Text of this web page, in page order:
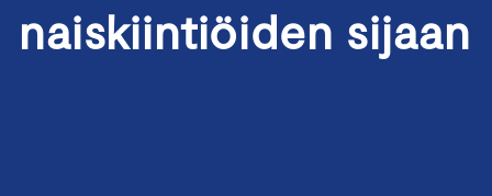
naiskiintiöiden sijaan